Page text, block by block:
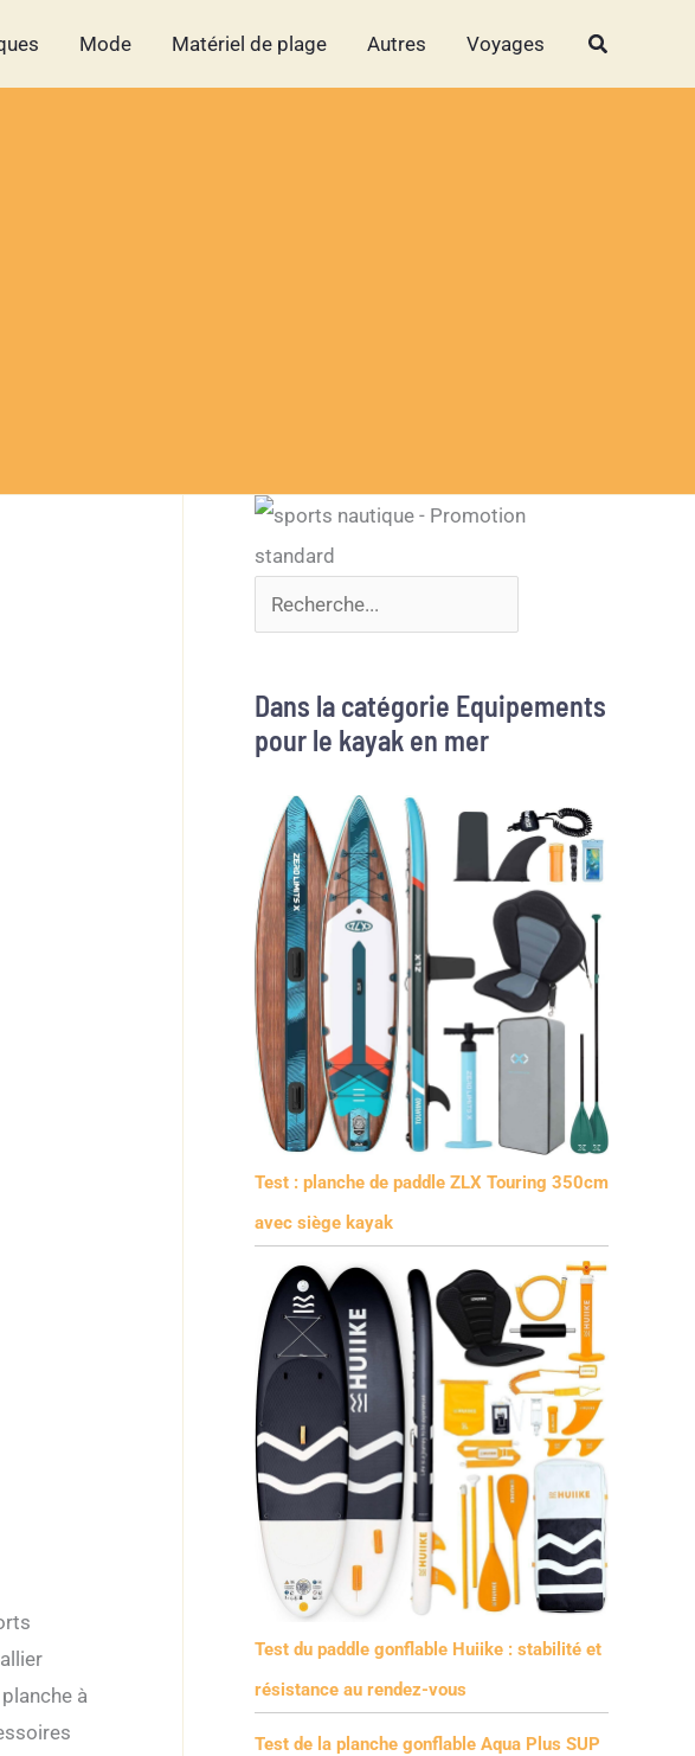
Mode Matériel de plage Autres Voyages Rechercher
à
Dans la catégorie Equipements
pour le kayak en mer
Test : planche de paddle ZLX Touring 350cm
avec siège kayak
Test du paddle gonflable Huiike : stabilité et
résistance au rendez-vous
Test de la planche gonflable Aqua Plus SUP